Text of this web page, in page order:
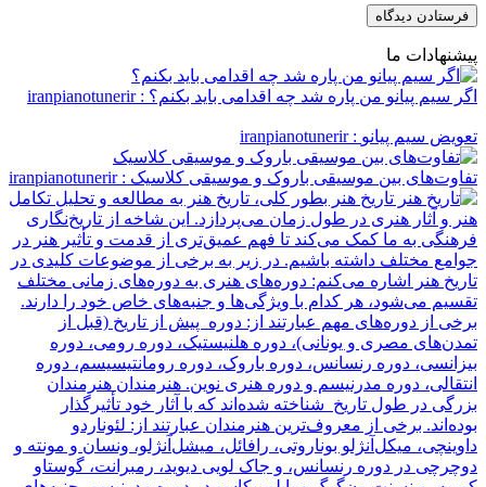
پیشنهادات ما
اگر سیم پیانو من پاره شد چه اقدامی باید بکنم؟ : iranpianotunerir
تعویض سیم پیانو : iranpianotunerir
تفاوت‌های بین موسیقی باروک و موسیقی کلاسیک : iranpianotunerir